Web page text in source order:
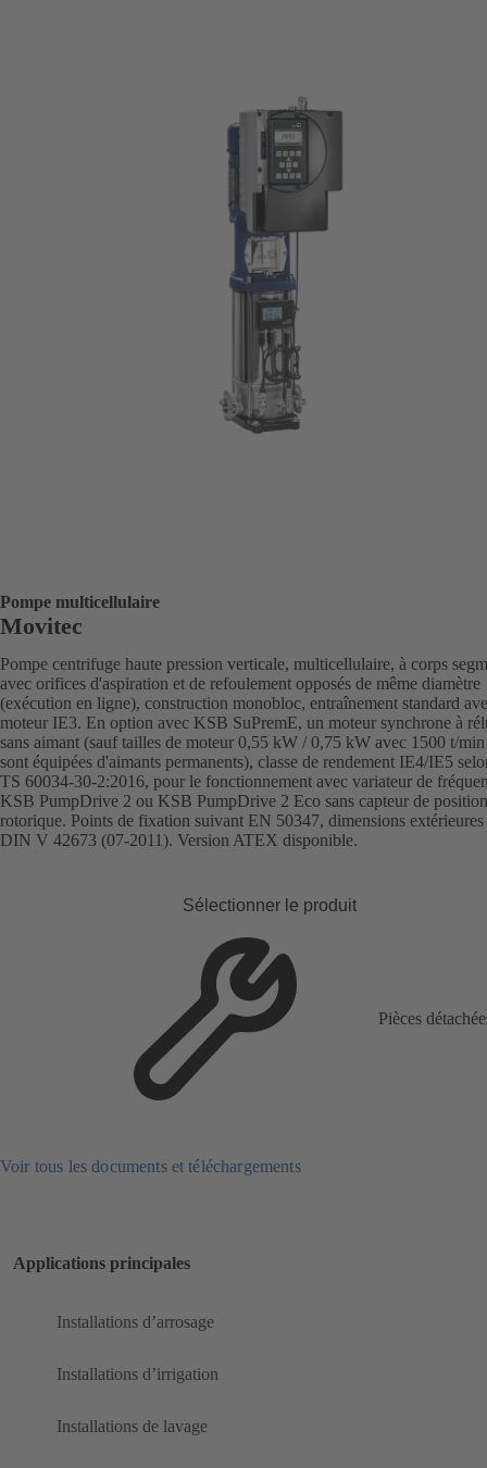
Pompe multicellulaire
Movitec
Pompe centrifuge haute pression verticale, multicellulaire, à corps
avec orifices d'aspiration et de refoulement opposés de même diamètre
(exécution en ligne), construction monobloc, entraînement standard
moteur IE3. En option avec KSB SuPremE, un moteur synchrone à
sans aimant (sauf tailles de moteur 0,55 kW / 0,75 kW avec 1500 t/
sont équipées d'aimants permanents), classe de rendement IE4/IE5
TS 60034-30-2:2016, pour le fonctionnement avec variateur de
KSB PumpDrive 2 ou KSB PumpDrive 2 Eco sans capteur de position
rotorique. Points de fixation suivant EN 50347, dimensions
DIN V 42673 (07-2011). Version ATEX disponible.
Sélectionner le produit
Pièces
Voir tous les documents et téléchargements
Applications principales
Installations d’arrosage
Installations d’irrigation
Installations de lavage